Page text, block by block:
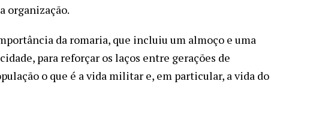
organização.
da romaria, que incluiu um almoço e uma
para reforçar os laços entre gerações de
o que é a vida militar e, em particular, a vida do